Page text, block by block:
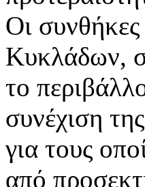
Οι
Κυκλάδων,
το
συνέχιση
για τους
από